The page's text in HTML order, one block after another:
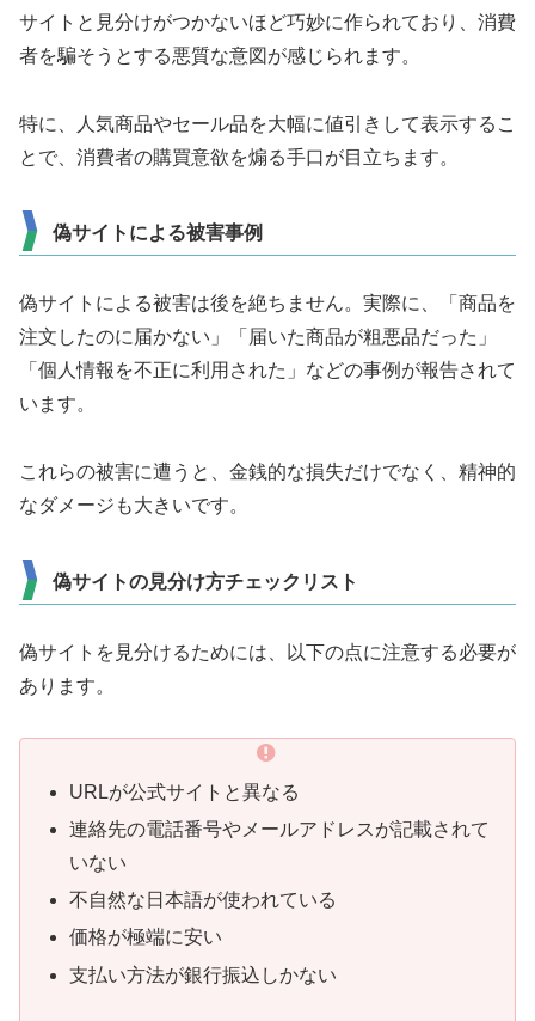
サイトと見分けがつかないほど巧妙に作られており、消費
者を騙そうとする悪質な意図が感じられます。
特に、人気商品やセール品を大幅に値引きして表示するこ
とで、消費者の購買意欲を煽る手口が目立ちます。
偽サイトによる被害事例
偽サイトによる被害は後を絶ちません。実際に、「商品を
注文したのに届かない」「届いた商品が粗悪品だった」
「個人情報を不正に利用された」などの事例が報告されて
います。
これらの被害に遭うと、金銭的な損失だけでなく、精神的
なダメージも大きいです。
偽サイトの見分け方チェックリスト
偽サイトを見分けるためには、以下の点に注意する必要が
あります。
URLが公式サイトと異なる
連絡先の電話番号やメールアドレスが記載されて
いない
不自然な日本語が使われている
価格が極端に安い
支払い方法が銀行振込しかない